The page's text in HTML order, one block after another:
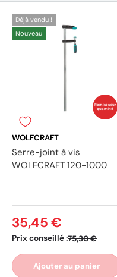
Remises sur
quantité
Déjà vendu !
Nouveau
WOLFCRAFT
Serre-joint à vis
WOLFCRAFT 120-1000
Prix conseillé :75,30 €
35,45 €
Ajouter au panier